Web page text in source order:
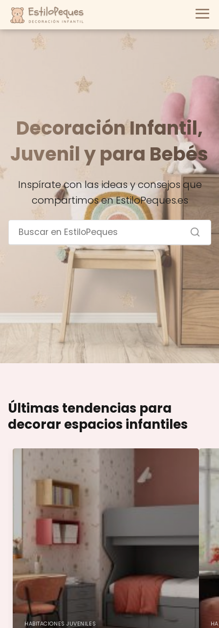
Decoración Infantil,
Juvenil y para Bebés
Inspírate con las ideas y consejos que
compartimos en EstiloPeques.es
Últimas tendencias para
decorar espacios infantiles
HABITACIONES JUVENILES